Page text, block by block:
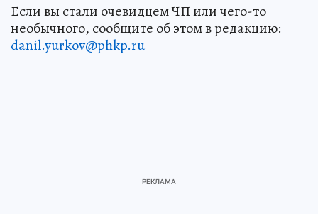
Если вы стали очевидцем ЧП или чего-то
необычного, сообщите об этом в редакцию:
danil.yurkov@phkp.ru